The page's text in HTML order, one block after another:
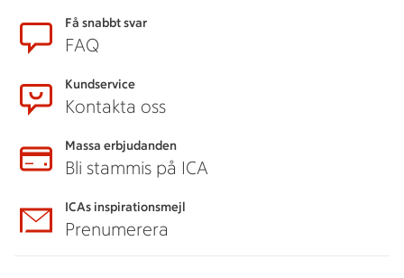
Få snabbt svar
FAQ
Kundservice
Kontakta oss
Massa erbjudanden
Bli stammis på ICA
ICAs inspirationsmejl
Prenumerera